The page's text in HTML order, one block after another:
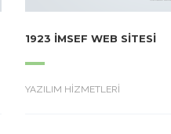
1923 İMSEF WEB SITESI
YAZILIM HİZMETLERİ